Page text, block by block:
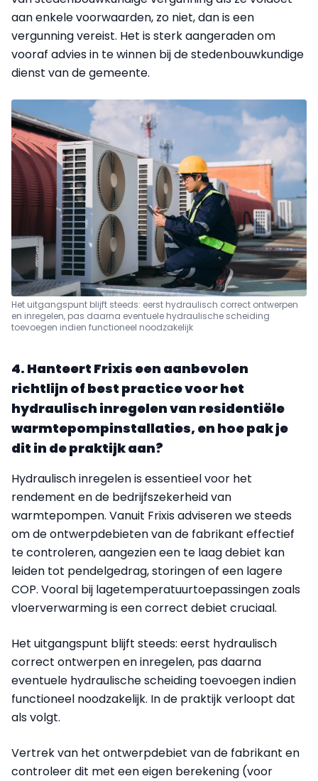
aan enkele voorwaarden, zo niet, dan is een
vergunning vereist. Het is sterk aangeraden om
vooraf advies in te winnen bij de stedenbouwkundige
dienst van de gemeente.
Het uitgangspunt blijft steeds: eerst hydraulisch correct ontwerpen
en inregelen, pas daarna eventuele hydraulische scheiding
toevoegen indien functioneel noodzakelijk
4. Hanteert Frixis een aanbevolen
richtlijn of best practice voor het
hydraulisch inregelen van residentiële
warmtepompinstallaties, en hoe pak je
dit in de praktijk aan?
Hydraulisch inregelen is essentieel voor het
rendement en de bedrijfszekerheid van
warmtepompen. Vanuit Frixis adviseren we steeds
om de ontwerpdebieten van de fabrikant effectief
te controleren, aangezien een te laag debiet kan
leiden tot pendelgedrag, storingen of een lagere
COP. Vooral bij lagetemperatuurtoepassingen zoals
vloerverwarming is een correct debiet cruciaal.
Het uitgangspunt blijft steeds: eerst hydraulisch
correct ontwerpen en inregelen, pas daarna
eventuele hydraulische scheiding toevoegen indien
functioneel noodzakelijk. In de praktijk verloopt dat
als volgt.
Vertrek van het ontwerpdebiet van de fabrikant en
controleer dit met een eigen berekening (voor